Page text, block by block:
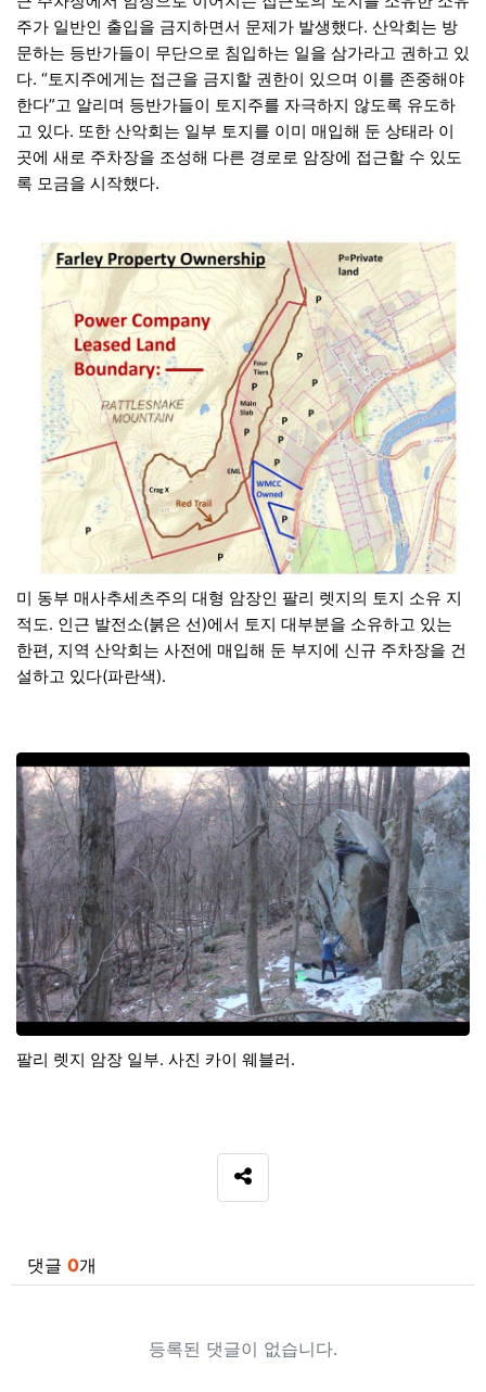
주가 일반인 출입을 금지하면서 문제가 발생했다. 산악회는 방
문하는 등반가들이 무단으로 침입하는 일을 삼가라고 권하고 있
다. “토지주에게는 접근을 금지할 권한이 있으며 이를 존중해야
한다”고 알리며 등반가들이 토지주를 자극하지 않도록 유도하
고 있다. 또한 산악회는 일부 토지를 이미 매입해 둔 상태라 이
곳에 새로 주차장을 조성해 다른 경로로 암장에 접근할 수 있도
록 모금을 시작했다.
미 동부 매사추세츠주의 대형 암장인 팔리 렛지의 토지 소유 지
적도. 인근 발전소(붉은 선)에서 토지 대부분을 소유하고 있는
한편, 지역 산악회는 사전에 매입해 둔 부지에 신규 주차장을 건
설하고 있다(파란색).
팔리 렛지 암장 일부. 사진 카이 웨블러.
SNS 공유
댓글 0개
등록된 댓글이 없습니다.